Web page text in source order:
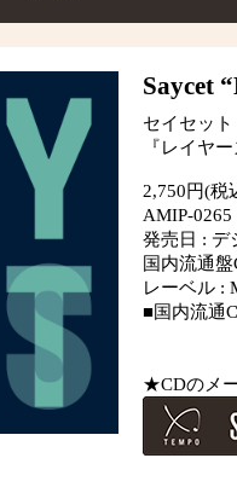
Saycet
セイセット
『レイヤ
2,750円(税
AMIP-0265
発売日 : デ
国内流通
レーベル :
■国内流通
★CDのメ